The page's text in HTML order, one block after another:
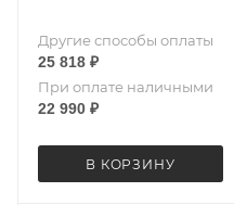
Другие способы оплаты
25 818 ₽
При оплате наличными
22 990 ₽
В КОРЗИНУ